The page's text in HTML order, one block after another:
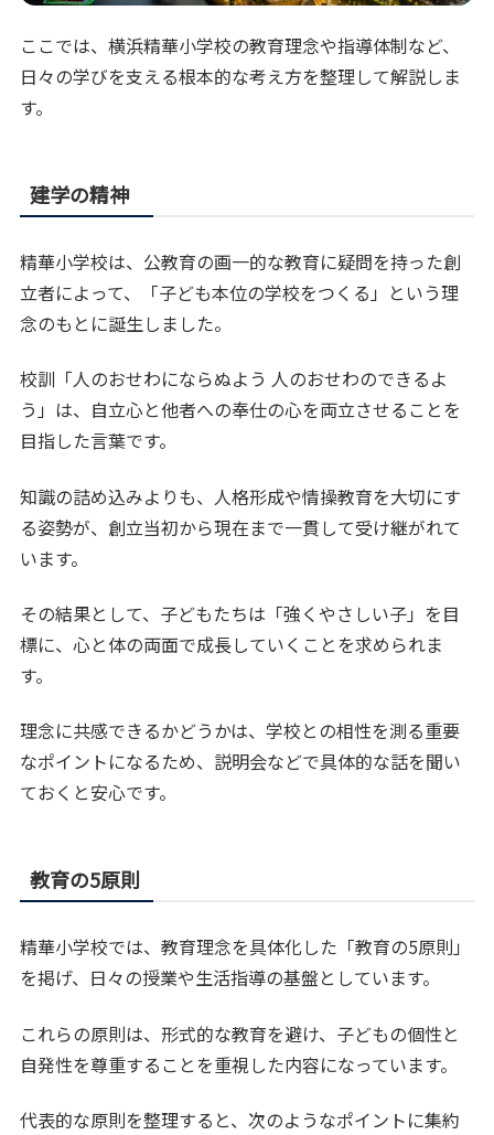
ここでは、横浜精華小学校の教育理念や指導体制など、
日々の学びを支える根本的な考え方を整理して解説しま
す。
建学の精神
精華小学校は、公教育の画一的な教育に疑問を持った創
立者によって、「子ども本位の学校をつくる」という理
念のもとに誕生しました。
校訓「人のおせわにならぬよう 人のおせわのできるよ
う」は、自立心と他者への奉仕の心を両立させることを
目指した言葉です。
知識の詰め込みよりも、人格形成や情操教育を大切にす
る姿勢が、創立当初から現在まで一貫して受け継がれて
います。
その結果として、子どもたちは「強くやさしい子」を目
標に、心と体の両面で成長していくことを求められま
す。
理念に共感できるかどうかは、学校との相性を測る重要
なポイントになるため、説明会などで具体的な話を聞い
ておくと安心です。
教育の5原則
精華小学校では、教育理念を具体化した「教育の5原則」
を掲げ、日々の授業や生活指導の基盤としています。
これらの原則は、形式的な教育を避け、子どもの個性と
自発性を尊重することを重視した内容になっています。
代表的な原則を整理すると、次のようなポイントに集約